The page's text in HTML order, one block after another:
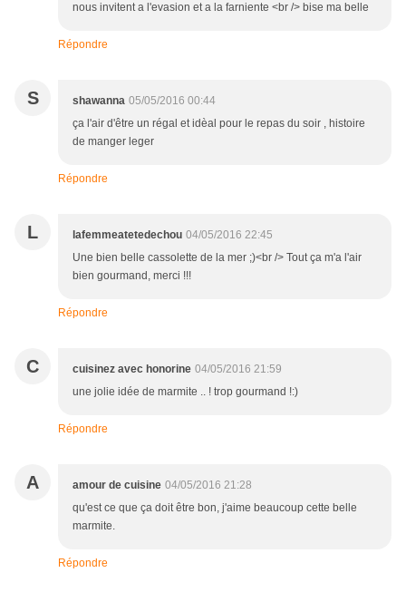
nous invitent a l'evasion et a la farniente <br /> bise ma belle
Répondre
S shawanna 05/05/2016 00:44
ça l'air d'être un régal et idèal pour le repas du soir , histoire
de manger leger
Répondre
L lafemmeatetedechou 04/05/2016 22:45
Une bien belle cassolette de la mer ;)<br /> Tout ça m'a l'air
bien gourmand, merci !!!
Répondre
C cuisinez avec honorine 04/05/2016 21:59
une jolie idée de marmite .. ! trop gourmand !:)
Répondre
A amour de cuisine 04/05/2016 21:28
qu'est ce que ça doit être bon, j'aime beaucoup cette belle
marmite.
Répondre